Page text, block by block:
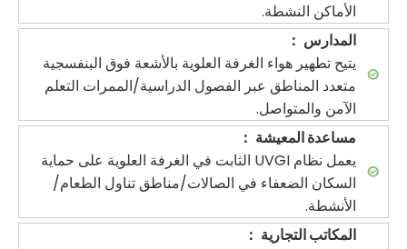
الأماكن النشطة.
المدارس ：
يتيح تطهير هواء الغرفة العلوية بالأشعة فوق البنفسجية
متعدد المناطق عبر الفصول الدراسية/الممرات التعلم
الآمن والمتواصل.
مساعدة المعيشة ：
يعمل نظام UVGI الثابت في الغرفة العلوية على حماية
السكان الضعفاء في الصالات/مناطق تناول الطعام/
الأنشطة.
المكاتب التجارية ：